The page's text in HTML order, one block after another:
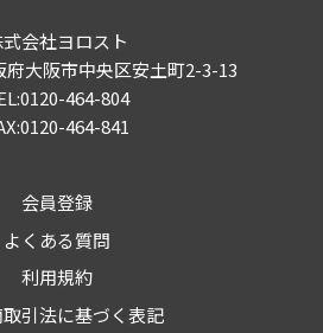
会社ヨロスト
府大阪市中央区安土町2-3-13
464-804
464-841
会員登録
よくある質問
利用規約
引法に基づく表記